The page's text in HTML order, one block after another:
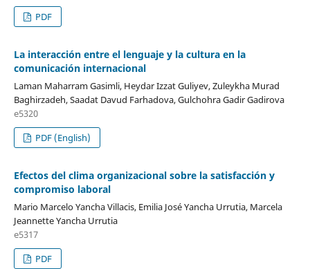
PDF
La interacción entre el lenguaje y la cultura en la
comunicación internacional
Laman Maharram Gasimli, Heydar Izzat Guliyev, Zuleykha Murad
Baghirzadeh, Saadat Davud Farhadova, Gulchohra Gadir Gadirova
e5320
PDF (English)
Efectos del clima organizacional sobre la satisfacción y
compromiso laboral
Mario Marcelo Yancha Villacis, Emilia José Yancha Urrutia, Marcela
Jeannette Yancha Urrutia
e5317
PDF